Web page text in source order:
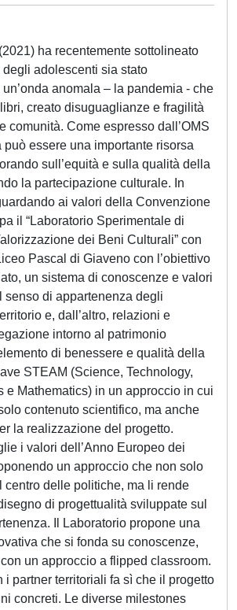
ha recentemente sottolineato
adolescenti sia stato
anomala – la pandemia - che
creato disuguaglianze e fragilità
comunità. Come espresso dall’OMS
può essere una importante risorsa
sull’equità e sulla qualità della
la partecipazione culturale. In
ai valori della Convenzione
il “Laboratorio Sperimentale di
dei Beni Culturali” con
Pascal di Giaveno con l’obiettivo
un sistema di conoscenze e valori
senso di appartenenza degli
e, dall’altro, relazioni e
intorno al patrimonio
di benessere e qualità della
STEAM (Science, Technology,
e Mathematics) in un approccio in cui
contenuto scientifico, ma anche
la realizzazione del progetto.
i valori dell’Anno Europeo dei
un approccio che non solo
centro delle politiche, ma li rende
di progettualità sviluppate sul
Il Laboratorio propone una
che si fonda su conoscenze,
un approccio a flipped classroom.
i partner territoriali fa sì che il progetto
concreti. Le diverse milestones